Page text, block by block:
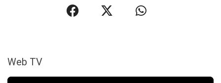
Web TV